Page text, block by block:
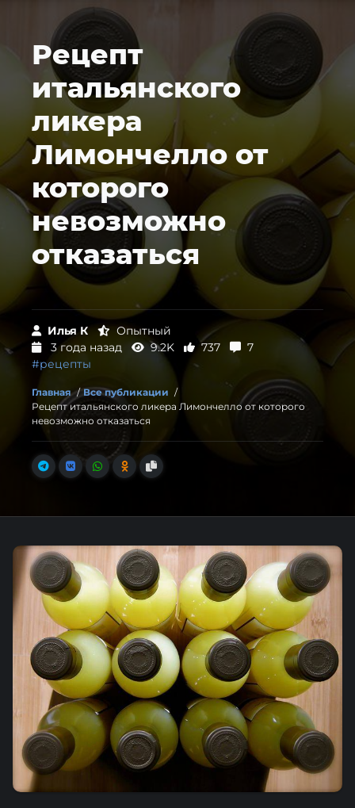
Рецепт
итальянского
ликера
Лимончелло от
которого
невозможно
отказаться
Илья К
Опытный
3 года назад
9.2K 737
7
#рецепты
Главная / Все публикации /
Рецепт итальянского ликера Лимончелло от которого
невозможно отказаться